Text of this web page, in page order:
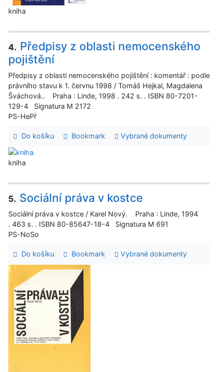
kniha
4. Předpisy z oblasti nemocenského
pojištění
Předpisy z oblasti nemocenského pojištění : komentář : podle
právního stavu k 1. červnu 1998 / Tomáš Hejkal, Magdalena
Šváchová.. Praha : Linde, 1998 . 242 s. . ISBN 80-7201-
129-4 Signatura M 2172
PS-HePř
Do košíku Bookmark Vybrané dokumenty
kniha
5. Sociální práva v kostce
Sociální práva v kostce / Karel Nový. Praha : Linde, 1994
. 463 s. . ISBN 80-85647-18-4 Signatura M 691
PS-NoSo
Do košíku Bookmark Vybrané dokumenty